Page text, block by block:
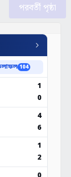
পরবর্তী পৃষ্ঠা